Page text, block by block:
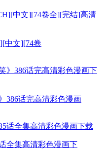
中文][74卷
386话完高清彩色漫画
全集高清彩色漫画下